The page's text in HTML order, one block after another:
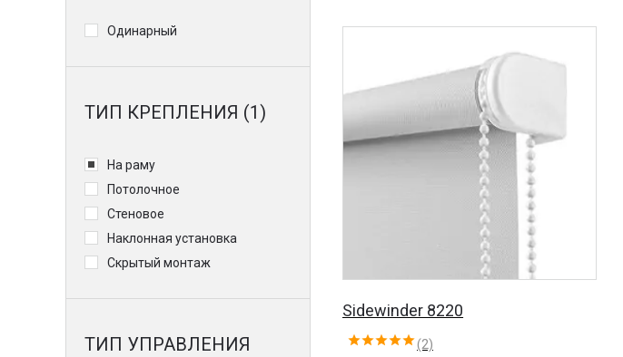
Sidewinder 8220
(2)
Одинарный
ТИП КРЕПЛЕНИЯ (1)
На раму
Потолочное
Стеновое
Наклонная установка
Скрытый монтаж
ТИП УПРАВЛЕНИЯ